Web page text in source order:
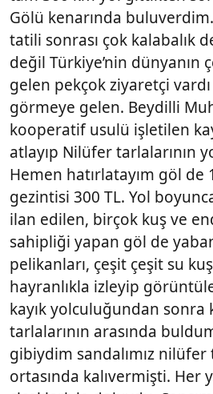
Gölü kenarında
tatili sonrası çok kalabalık
değil Türkiye’nin dünyanın
gelen pekçok ziyaretçi
görmeye gelen. Beydilli
kooperatif usulü işletilen
atlayıp Nilüfer tarlalarının
Hemen hatırlatayım göl de
gezintisi 300 TL. Yol
ilan edilen, birçok kuş ve
sahipliği yapan göl de
pelikanları, çeşit çeşit su
hayranlıkla izleyip
kayık yolculuğundan
tarlalarının arasında
gibiydim sandalımız nilüfer
ortasında kalıvermişti. Her